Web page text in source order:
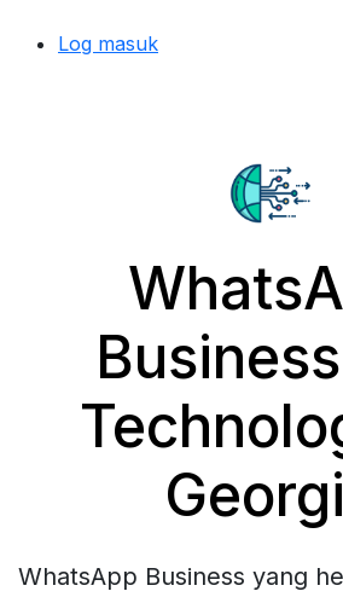
Log masuk
WhatsApp Business yang